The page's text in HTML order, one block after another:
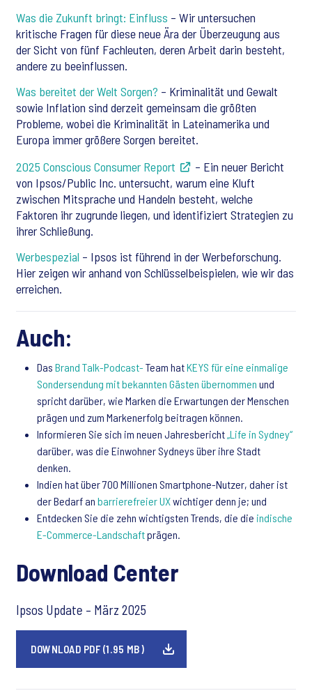
Was die Zukunft bringt: Einfluss – Wir untersuchen
kritische Fragen für diese neue Ära der Überzeugung aus
der Sicht von fünf Fachleuten, deren Arbeit darin besteht,
andere zu beeinflussen.
Was bereitet der Welt Sorgen? – Kriminalität und Gewalt
sowie Inflation sind derzeit gemeinsam die größten
Probleme, wobei die Kriminalität in Lateinamerika und
Europa immer größere Sorgen bereitet.
2025 Conscious Consumer Report
– Ein neuer Bericht
von Ipsos/Public Inc. untersucht, warum eine Kluft
zwischen Mitsprache und Handeln besteht, welche
Faktoren ihr zugrunde liegen, und identifiziert Strategien zu
ihrer Schließung.
Werbespezial – Ipsos ist führend in der Werbeforschung.
Hier zeigen wir anhand von Schlüsselbeispielen, wie wir das
erreichen.
Auch:
Das Brand Talk-Podcast- Team hatKEYS für eine einmalige
Sondersendung mit bekannten Gästen übernommen und
spricht darüber, wie Marken die Erwartungen der Menschen
prägen und zum Markenerfolg beitragen können.
Informieren Sie sich im neuen Jahresbericht„Life in Sydney“
darüber, was die Einwohner Sydneys über ihre Stadt
denken.
Indien hat über 700 Millionen Smartphone-Nutzer, daher ist
der Bedarf an barrierefreier UXwichtiger denn je; und
Entdecken Sie die zehn wichtigsten Trends, die die indische
E-Commerce-Landschaftprägen.
Download Center
Ipsos Update – März 2025
DOWNLOAD PDF (1.95 MB)